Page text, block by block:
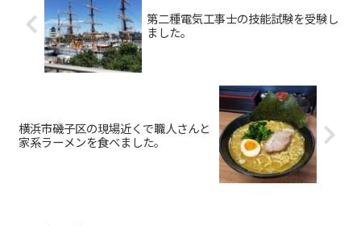
第二種電気工事士の技能試験を受験し
ました。
横浜市磯子区の現場近くで職人さんと
家系ラーメンを食べました。